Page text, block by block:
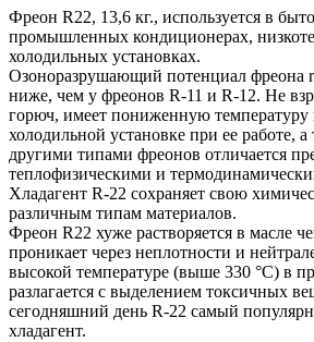
Фреон R22, 13,6 кг., используется в
промышленных кондиционерах,
холодильных установках.
Озоноразрушающий потенциал фреона
ниже, чем у фреонов R-11 и R-12. Не
горюч, имеет пониженную температуру
холодильной установке при ее работе,
другими типами фреонов отличается
теплофизическими и
Хладагент R-22 сохраняет свою
различным типам материалов.
Фреон R22 хуже растворяется в масле
проникает через неплотности и
высокой температуре (выше 330 °C) в
разлагается с выделением токсичных
сегодняшний день R-22 самый
хладагент.